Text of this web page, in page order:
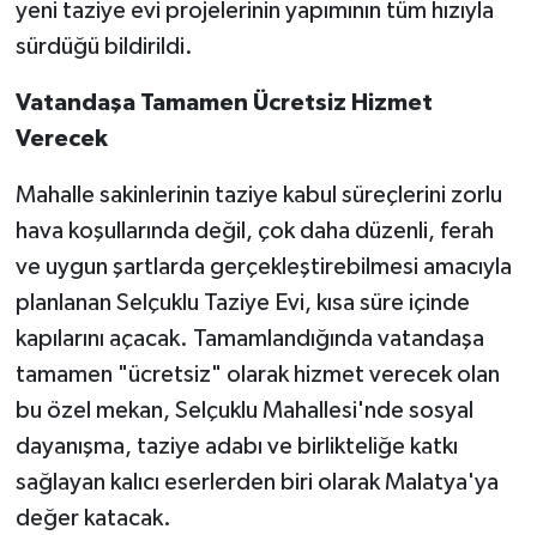
yeni taziye evi projelerinin yapımının tüm hızıyla
sürdüğü bildirildi.
Vatandaşa Tamamen Ücretsiz Hizmet
Verecek
Mahalle sakinlerinin taziye kabul süreçlerini zorlu
hava koşullarında değil, çok daha düzenli, ferah
ve uygun şartlarda gerçekleştirebilmesi amacıyla
planlanan Selçuklu Taziye Evi, kısa süre içinde
kapılarını açacak. Tamamlandığında vatandaşa
tamamen "ücretsiz" olarak hizmet verecek olan
bu özel mekan, Selçuklu Mahallesi'nde sosyal
dayanışma, taziye adabı ve birlikteliğe katkı
sağlayan kalıcı eserlerden biri olarak Malatya'ya
değer katacak.